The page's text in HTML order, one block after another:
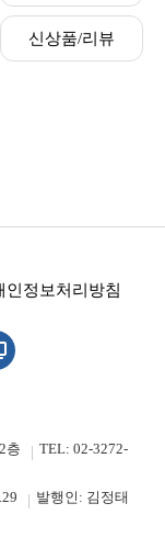
신상품/리뷰
인정보처리방침
층
TEL: 02-3272-
발행인: 김정태